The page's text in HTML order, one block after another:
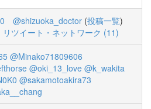
@shizuoka_doctor (投稿一覧)
リツイート・ネットワーク (11)
@Minako71809606
@oki_13_love @k_wakita
@sakamotoakira73